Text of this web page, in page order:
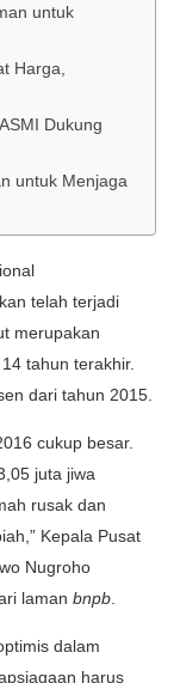
untuk
Harga,
Dukung
untuk Menjaga
telah terjadi
merupakan
tahun terakhir.
dari tahun 2015.
cukup besar.
juta jiwa
rusak dan
Kepala Pusat
Nugroho
laman bnpb
dalam
harus